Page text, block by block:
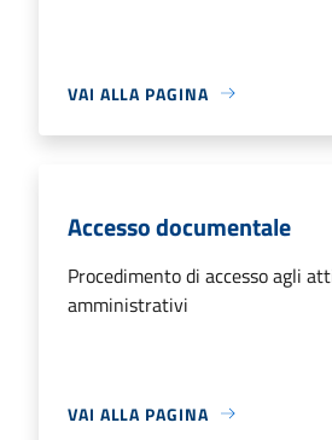
VAI ALLA PAGINA
Accesso documentale
Procedimento di accesso agli
amministrativi
VAI ALLA PAGINA